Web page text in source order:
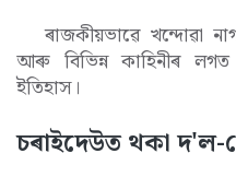
ৰাজকীয়ভাৱে খন্দোৱা
আৰু বিভিন্ন কাহিনীৰ
ইতিহাস।
চৰাইদেউত থকা দ'ল-